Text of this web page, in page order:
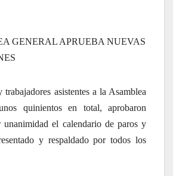
GENERAL APRUEBA NUEVAS
trabajadores asistentes a la Asamblea
quinientos en total, aprobaron
unanimidad el calendario de paros y
y respaldado por todos los